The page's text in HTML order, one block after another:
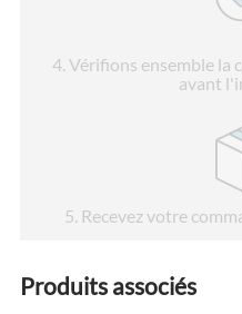
4. Vérifions ensemble la
avant
5. Recevez votre
Produits associés